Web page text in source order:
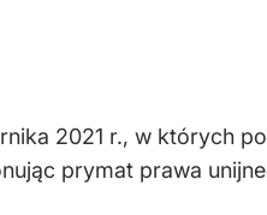
2021 r., w których
prymat prawa